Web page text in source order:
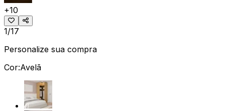
+10
1/17
Personalize sua compra
Cor:Avelã